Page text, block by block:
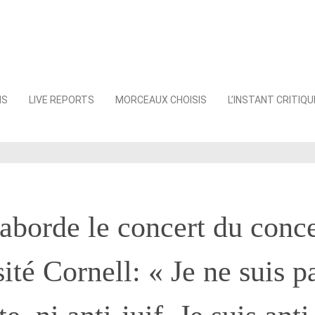
LIVE REPORTS MORCEAUX CHOISIS L’INSTANT
le concert du
Cornell: « Je ne suis